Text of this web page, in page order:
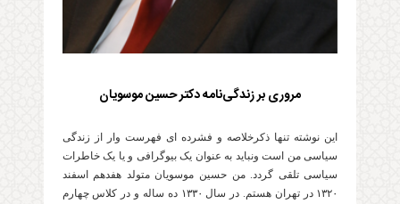
مروری بر زندگی‌نامه دکتر حسین موسویان
این نوشته تنها ذکرخلاصه و فشرده ای فهرست وار از زندگی
سیاسی من است ونباید به عنوان یک بیوگرافی و یا یک خاطرات
سیاسی تلقی گردد. من حسین موسویان متولد هفدهم اسفند
۱۳۲۰ در تهران هستم. در سال ۱۳۳۰ ده ساله و در کلاس چهارم